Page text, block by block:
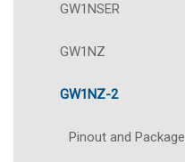
GW1NSER
GW1NZ
GW1NZ-2
Pinout and Package